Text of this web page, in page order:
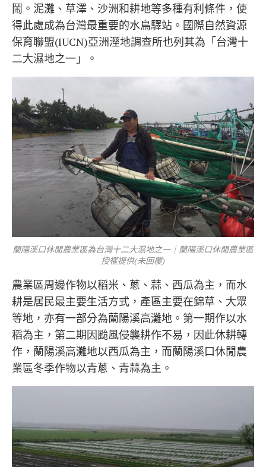
鬧。泥灘、草澤、沙洲和耕地等多種有利條件，使
得此處成為台灣最重要的水鳥驛站。國際自然資源
保育聯盟(IUCN)亞洲溼地調查所也列其為「台灣十
二大濕地之一」。
蘭陽溪口休閒農業區為台灣十二大濕地之一｜蘭陽溪口休閒農業區
授權提供(未回覆)
農業區周邊作物以稻米、蔥、蒜、西瓜為主，而水
耕是居民最主要生活方式，產區主要在錦草、大眾
等地，亦有一部分為蘭陽溪高灘地。第一期作以水
稻為主，第二期因颱風侵襲耕作不易，因此休耕轉
作，蘭陽溪高灘地以西瓜為主，而蘭陽溪口休閒農
業區冬季作物以青蔥、青蒜為主。